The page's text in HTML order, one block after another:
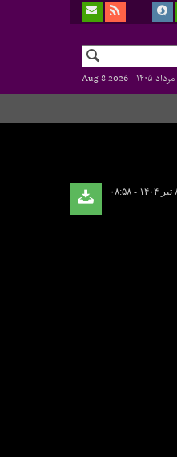
Aug 8 2026